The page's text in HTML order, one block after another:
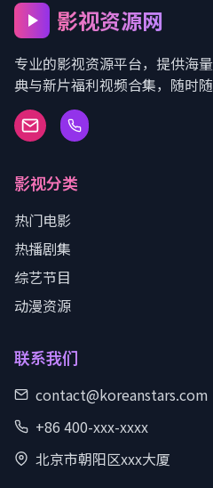
影视资源网
专业的影视资源平台，提供海量
典与新片福利视频合集，随时
影视分类
热门电影
热播剧集
综艺节目
动漫资源
联系我们
contact@koreanstars.com
+86 400-xxx-xxxx
北京市朝阳区xxx大厦